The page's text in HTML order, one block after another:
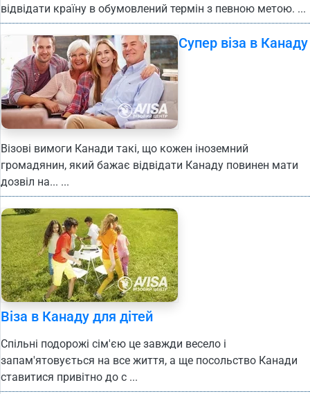
відвідати країну в обумовлений термін з певною метою. ...
Супер віза в Канаду
Візові вимоги Канади такі, що кожен іноземний
громадянин, який бажає відвідати Канаду повинен мати
дозвіл на... ...
Віза в Канаду для дітей
Спільні подорожі сім'єю це завжди весело і
запам'ятовується на все життя, а ще посольство Канади
ставитися привітно до с ...